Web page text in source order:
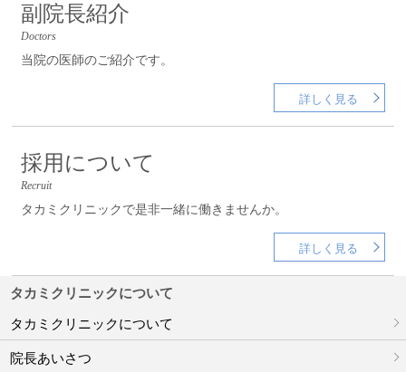
副院長紹介
Doctors
当院の医師のご紹介です。
詳しく見る
採用について
Recruit
タカミクリニックで是非一緒に働きませんか。
詳しく見る
タカミクリニックについて
タカミクリニックについて
院長あいさつ